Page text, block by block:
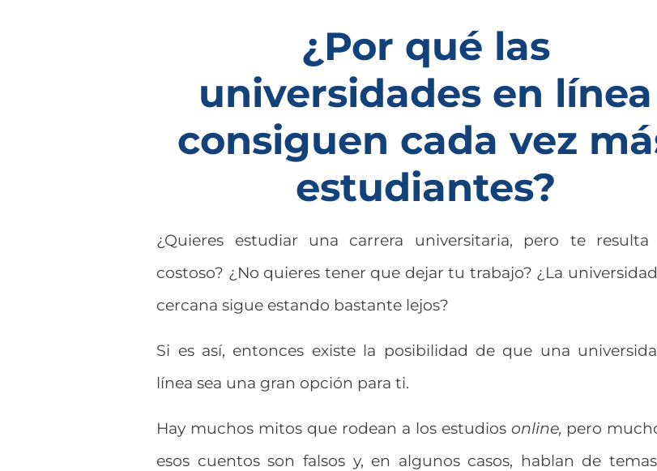
¿Por qué las
universidades en línea
consiguen cada vez
estudiantes?
¿Quieres estudiar una carrera universitaria, pero te resulta
costoso? ¿No quieres tener que dejar tu trabajo? ¿La
cercana sigue estando bastante lejos?
Si es así, entonces existe la posibilidad de que una
línea sea una gran opción para ti.
Hay muchos mitos que rodean a los estudios online, pero
esos cuentos son falsos y, en algunos casos, hablan de